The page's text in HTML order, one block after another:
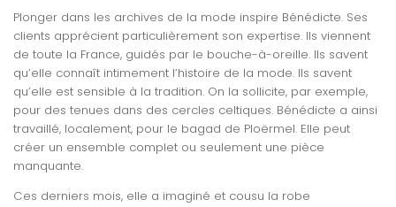
Plonger dans les archives de la mode inspire Bénédicte. Ses
clients apprécient particulièrement son expertise. Ils viennent
de toute la France, guidés par le bouche-à-oreille. Ils savent
qu’elle connaît intimement l’histoire de la mode. Ils savent
qu’elle est sensible à la tradition. On la sollicite, par exemple,
pour des tenues dans des cercles celtiques. Bénédicte a ainsi
travaillé, localement, pour le bagad de Ploërmel. Elle peut
créer un ensemble complet ou seulement une pièce
manquante.
Ces derniers mois, elle a imaginé et cousu la robe